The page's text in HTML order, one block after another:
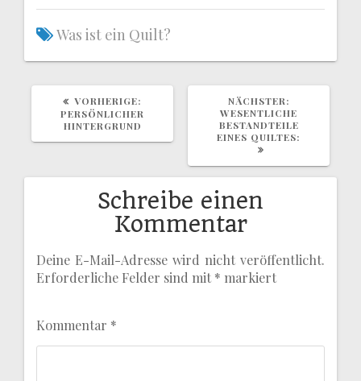
Was ist ein Quilt?
VORHERIGE:
BEITRAG:
PERSÖNLICHER
HINTERGRUND
NÄCHSTER:
BEITRAG:
WESENTLICHE
BESTANDTEILE
EINES QUILTES:
Schreibe einen
Kommentar
Deine E-Mail-Adresse wird nicht veröffentlicht.
Erforderliche Felder sind mit * markiert
Kommentar *